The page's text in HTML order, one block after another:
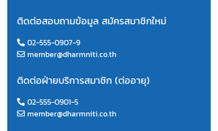
ติดต่อสอบถามข้อมูล สมัครสมาชิกใหม่
02-555-0907-9
member@dharmniti.co.th
ติดต่อฝ่ายบริการสมาชิก (ต่ออายุ)
02-555-0901-5
member@dharmniti.co.th